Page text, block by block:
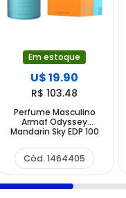
Em estoque
U$ 19.90
R$ 103.48
Perfume Masculino
Armaf Odyssey
Mandarin Sky EDP 100
Cód. 1464405